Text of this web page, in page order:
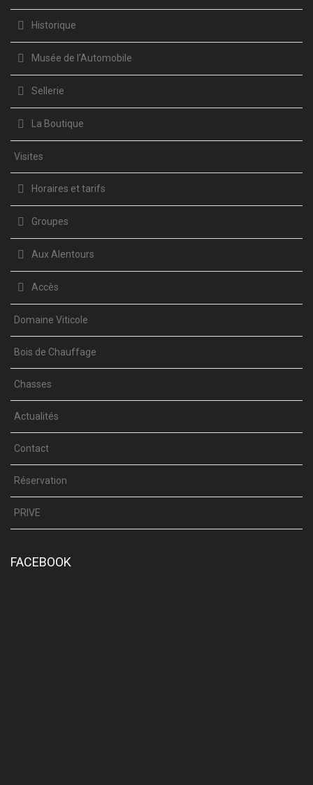
Historique
Musée de l’Automobile
Sellerie
La Boutique
Visites
Horaires et tarifs
Groupes
Aux Alentours
Accès
Domaine Viticole
Bois de Chauffage
Chasses
Actualités
Contact
Réservation
PRIVE
FACEBOOK